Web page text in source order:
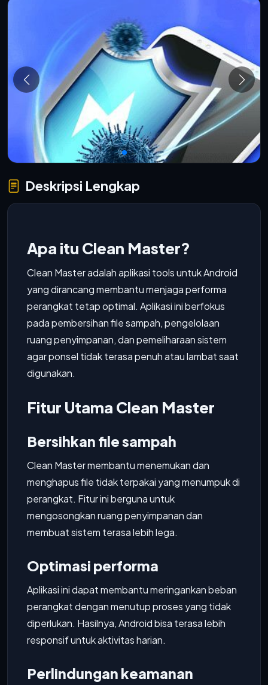
Deskripsi Lengkap
Apa itu Clean Master?
Clean Master adalah aplikasi tools untuk Android
yang dirancang membantu menjaga performa
perangkat tetap optimal. Aplikasi ini berfokus
pada pembersihan file sampah, pengelolaan
ruang penyimpanan, dan pemeliharaan sistem
agar ponsel tidak terasa penuh atau lambat saat
digunakan.
Fitur Utama Clean Master
Bersihkan file sampah
Clean Master membantu menemukan dan
menghapus file tidak terpakai yang menumpuk di
perangkat. Fitur ini berguna untuk
mengosongkan ruang penyimpanan dan
membuat sistem terasa lebih lega.
Optimasi performa
Aplikasi ini dapat membantu meringankan beban
perangkat dengan menutup proses yang tidak
diperlukan. Hasilnya, Android bisa terasa lebih
responsif untuk aktivitas harian.
Perlindungan keamanan